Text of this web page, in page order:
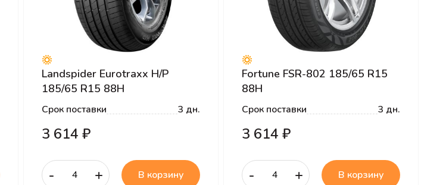
Landspider Eurotraxx H/P
185/65 R15 88H
Срок поставки 3 дн.
3 614 ₽
- + В корзину
Fortune FSR-802 185/65 R15
88H
Срок поставки 3 дн.
3 614 ₽
- + В корзину